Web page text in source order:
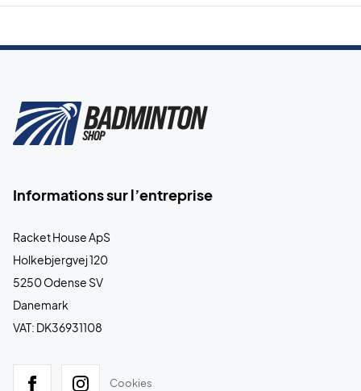
Informations sur l’entreprise
Racket House ApS
Holkebjergvej 120
5250 Odense SV
Danemark
VAT: DK36931108
Cookies